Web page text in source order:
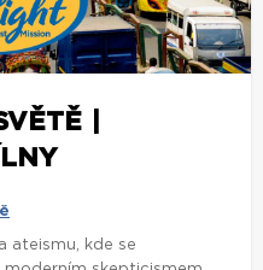
|
ateismu, kde se